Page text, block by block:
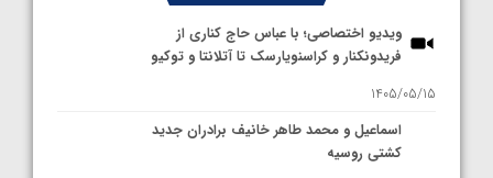
ویدیو اختصاصی؛ با عباس حاج کناری از
فریدونکنار و کراسنویارسک تا آتلانتا و توکیو
1405/05/15
اسماعیل و محمد طاهر خانیف برادران جدید
کشتی روسیه